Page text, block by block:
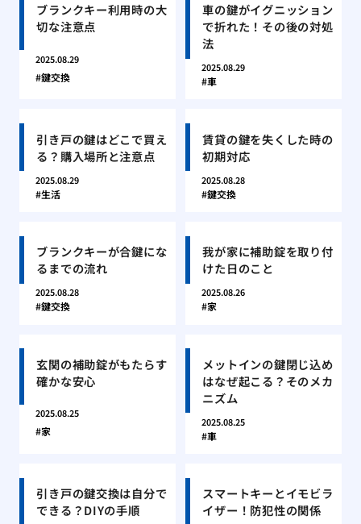
ブランクキー利用時の大
切な注意点
2025.08.29
鍵交換
車の鍵がイグニッション
で折れた！その後の対処
法
2025.08.29
車
引き戸の鍵はどこで買え
る？購入場所と注意点
2025.08.29
生活
賃貸の鍵を失くした時の
初期対応
2025.08.28
鍵交換
ブランクキーが合鍵にな
るまでの流れ
2025.08.28
鍵交換
我が家に補助錠を取り付
けた日のこと
2025.08.26
家
玄関の補助錠がもたらす
確かな安心
2025.08.25
家
メットインの鍵閉じ込め
はなぜ起こる？そのメカ
ニズム
2025.08.25
車
引き戸の鍵交換は自分で
できる？DIYの手順
スマートキーとイモビラ
イザー！防犯性の関係